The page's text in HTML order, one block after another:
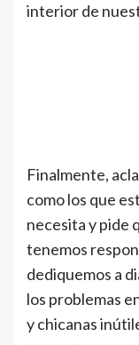
interior de
Finalmente,
como los que
necesita y pide
tenemos
dediquemos a
los problemas
y chicanas